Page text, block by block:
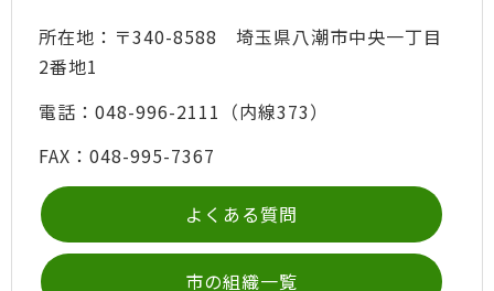
所在地：〒340-8588 埼玉県八潮市中央一丁目
2番地1
電話：048-996-2111（内線373）
FAX：048-995-7367
よくある質問
市の組織一覧